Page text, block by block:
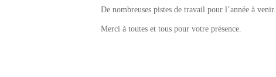
De nombreuses pistes de travail pour l’année à venir.
Merci à toutes et tous pour votre présence.